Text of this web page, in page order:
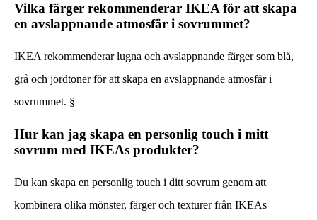
Vilka färger rekommenderar IKEA för att skapa
en avslappnande atmosfär i sovrummet?
IKEA rekommenderar lugna och avslappnande färger som blå,
grå och jordtoner för att skapa en avslappnande atmosfär i
sovrummet. §
Hur kan jag skapa en personlig touch i mitt
sovrum med IKEAs produkter?
Du kan skapa en personlig touch i ditt sovrum genom att
kombinera olika mönster, färger och texturer från IKEAs